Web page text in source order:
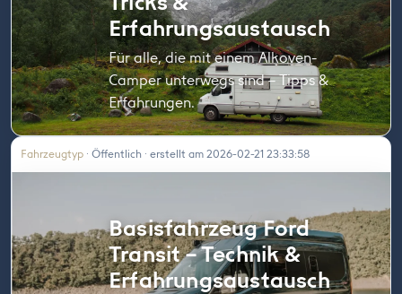
Erfahrungsaustausch
Für alle, die mit einem Alkoven-
Camper unterwegs sind – Tipps &
Erfahrungen.
Fahrzeugtyp · Öffentlich · erstellt am 2026-02-21 23:33:58
Basisfahrzeug Ford
Transit – Technik &
Erfahrungsaustausch